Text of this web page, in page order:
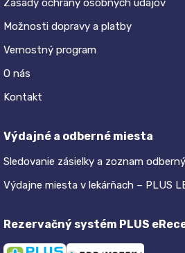
Zásady ochrany osobných údajov
Možnosti dopravy a platby
Vernostný program
O nás
Kontakt
Výdajné a odberné miesta
Sledovanie zásielky a zoznam
Výdajne miesta v lekárňach – PLUS
Rezervačný systém PLUS